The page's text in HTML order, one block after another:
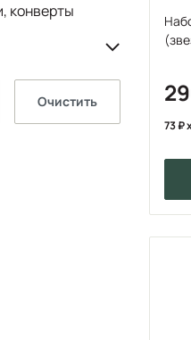
конверты
Очистить
73